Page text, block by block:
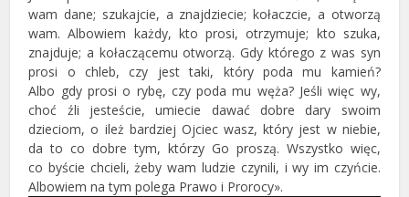
wam dane; szukajcie, a znajdziecie; kołaczcie, a otworzą
wam. Albowiem każdy, kto prosi, otrzymuje; kto szuka,
znajduje; a kołaczącemu otworzą. Gdy którego z was syn
prosi o chleb, czy jest taki, który poda mu kamień?
Albo gdy prosi o rybę, czy poda mu węża? Jeśli więc wy,
choć źli jesteście, umiecie dawać dobre dary swoim
dzieciom, o ileż bardziej Ojciec wasz, który jest w niebie,
da to co dobre tym, którzy Go proszą. Wszystko więc,
co byście chcieli, żeby wam ludzie czynili, i wy im czyńcie.
Albowiem na tym polega Prawo i Prorocy».